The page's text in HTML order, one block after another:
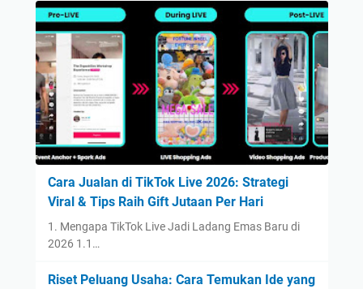
Cara Jualan di TikTok Live 2026: Strategi
Viral & Tips Raih Gift Jutaan Per Hari
1. Mengapa TikTok Live Jadi Ladang Emas Baru di
2026 1.1…
Riset Peluang Usaha: Cara Temukan Ide yang